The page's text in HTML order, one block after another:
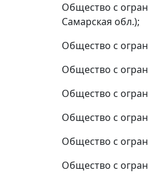
Общество с
Самарская обл.);
Общество с
Общество с
Общество с
Общество с
Общество с
Общество с